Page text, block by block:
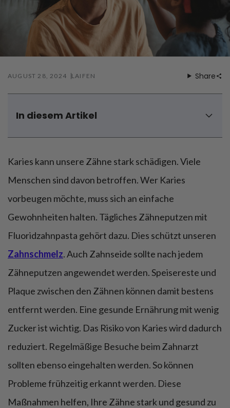
Lockenfrisur
Flechtfrisur
Lockiges Haar
Föhnen
Zahnfleischerkrankung
Zähneputzen
AUGUST 28, 2024 LAIFEN Share
In diesem Artikel
Kann man beginnende Karies stoppen?
vermeiden?
Welche Produkte helfen bei der Kariesprävention?
Karies vorbeugen – FAQ
Karies kann unsere Zähne stark schädigen. Viele
Menschen sind davon betroffen. Wer Karies
vorbeugen möchte, muss sich an einfache
Gewohnheiten halten. Tägliches Zähneputzen mit
Fluoridzahnpasta gehört dazu. Dies schützt unseren
Zahnschmelz. Auch Zahnseide sollte nach jedem
Zähneputzen angewendet werden. Speisereste und
Plaque zwischen den Zähnen können damit bestens
entfernt werden. Eine gesunde Ernährung mit wenig
Zucker ist wichtig. Das Risiko von Karies wird dadurch
reduziert. Regelmäßige Besuche beim Zahnarzt
sollten ebenso eingehalten werden. So können
Probleme frühzeitig erkannt werden. Diese
Maßnahmen helfen, Ihre Zähne stark und gesund zu